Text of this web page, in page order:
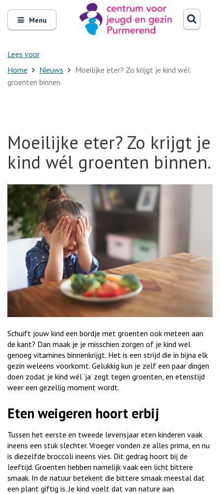
Open
en
sluit
Menu
Lees voor
Zoeken
Home Nieuws
Moeilijke eter? Zo krijgt je kind wél
groenten binnen.
Moeilijke eter? Zo krijgt je
kind wél groenten binnen.
Schuift jouw kind een bordje met groenten ook meteen aan
de kant? Dan maak je je misschien zorgen of je kind wel
genoeg vitamines binnenkrijgt. Het is een strijd die in bijna elk
gezin weleens voorkomt. Gelukkig kun je zelf een paar dingen
doen zodat je kind wél ‘ja’ zegt tegen groenten, en etenstijd
weer een gezellig moment wordt.
Eten weigeren hoort erbij
Tussen het eerste en tweede levensjaar eten kinderen vaak
ineens een stuk slechter. Vroeger vonden ze alles prima, en nu
is diezelfde broccoli ineens vies. Dit gedrag hoort bij de
leeftijd. Groenten hebben namelijk vaak een licht bittere
smaak. In de natuur betekent die bittere smaak meestal dat
een plant giftig is. Je kind voelt dat van nature aan.